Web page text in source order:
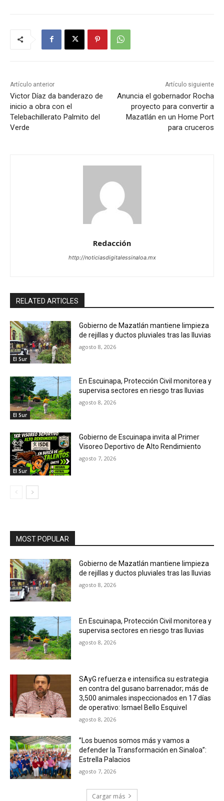
Artículo anterior
Victor Díaz da banderazo de
inicio a obra con el
Telebachillerato Palmito del
Verde
Artículo siguiente
Anuncia el gobernador Rocha
proyecto para convertir a
Mazatlán en un Home Port
para cruceros
Redacción
http://noticiasdigitalessinaloa.mx
RELATED ARTICLES
El Sur
Gobierno de Mazatlán mantiene limpieza
de rejillas y ductos pluviales tras las lluvias
agosto 8, 2026
El Sur
En Escuinapa, Protección Civil monitorea y
supervisa sectores en riesgo tras lluvias
agosto 8, 2026
El Sur
Gobierno de Escuinapa invita al Primer
Visoreo Deportivo de Alto Rendimiento
agosto 7, 2026
MOST POPULAR
Gobierno de Mazatlán mantiene limpieza
de rejillas y ductos pluviales tras las lluvias
agosto 8, 2026
En Escuinapa, Protección Civil monitorea y
supervisa sectores en riesgo tras lluvias
agosto 8, 2026
SAyG refuerza e intensifica su estrategia
en contra del gusano barrenador; más de
3,500 animales inspeccionados en 17 días
de operativo: Ismael Bello Esquivel
agosto 8, 2026
”Los buenos somos más y vamos a
defender la Transformación en Sinaloa”:
Estrella Palacios
agosto 7, 2026
Cargar más